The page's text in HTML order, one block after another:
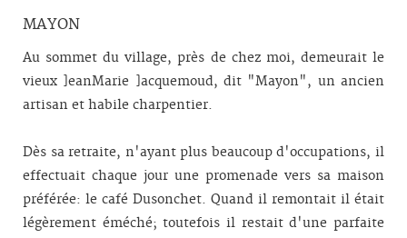
MAYON
Au sommet du village, près de chez moi, demeurait le
vieux ]ean­Marie ]acquemoud, dit "Mayon", un ancien
artisan et habile charpentier.
Dès sa retraite, n'ayant plus beaucoup d'occupations, il
effectuait chaque jour une promenade vers sa maison
préférée: le café Dusonchet. Quand il remontait il était
légèrement éméché; toutefois il restait d'une parfaite